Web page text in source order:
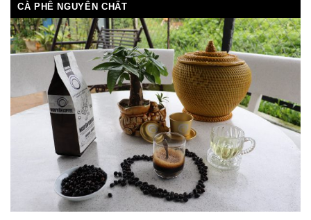
CÀ PHÊ NGUYÊN CHẤT